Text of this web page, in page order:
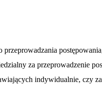
za przeprowadzenie
indywidualnie, czy